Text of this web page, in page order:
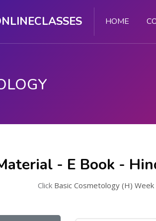
HOME
- E Book -
Click Basic Cosmetology (H)